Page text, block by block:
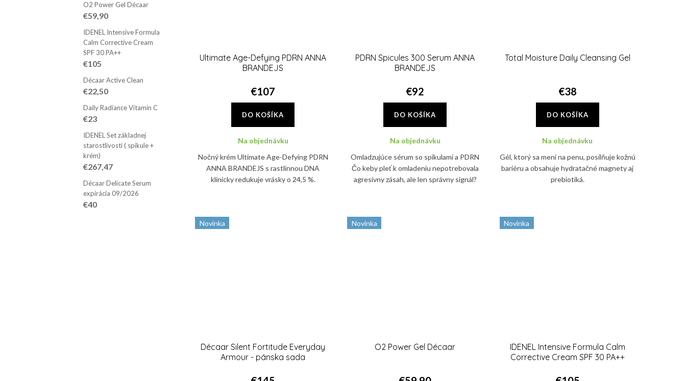
O2 Power Gel Décaar
€59,90
IDENEL Intensive Formula
Calm Corrective Cream
SPF 30 PA++
€105
Décaar Active Clean
€22,50
Daily Radiance Vitamin C
€23
IDENEL Set základnej
starostlivosti ( spikule +
krém)
€267,47
Décaar Delicate Serum
expirácia 09/2026
€40
Ultimate Age-Defying PDRN ANNA
BRANDEJS
€107
DO KOŠÍKA
Na objednávku
Nočný krém Ultimate Age-Defying PDRN
ANNA BRANDEJS s rastlinnou DNA
klinicky redukuje vrásky o 24,5 %.
PDRN Spicules 300 Serum ANNA
BRANDEJS
€92
DO KOŠÍKA
Na objednávku
Omladzujúce sérum so spikulami a PDRN
Čo keby pleť k omladeniu nepotrebovala
agresívny zásah, ale len správny signál?
Total Moisture Daily Cleansing Gel
€38
DO KOŠÍKA
Na objednávku
Gél, ktorý sa mení na penu, posilňuje kožnú
bariéru a obsahuje hydratačné magnety aj
prebiotiká.
Novinka
Décaar Silent Fortitude Everyday
Armour - pánska sada
Novinka
O2 Power Gel Décaar
Novinka
IDENEL Intensive Formula Calm
Corrective Cream SPF 30 PA++